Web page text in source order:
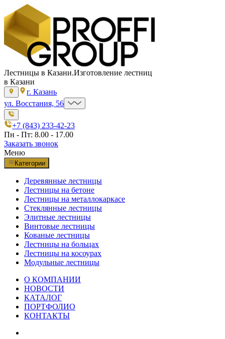
Лестницы в Казани.Изготовление лестниц
в Казани
г. Казань
ул. Восстания, 56
+7 (843) 233-42-23
Пн - Пт: 8.00 - 17.00
Заказать звонок
Меню
Категории
Деревянные лестницы
Лестницы на бетоне
Лестницы на металлокаркасе
Стеклянные лестницы
Элитные лестницы
Винтовые лестницы
Кованые лестницы
Лестницы на больцах
Лестницы на косоурах
Модульные лестницы
О КОМПАНИИ
НОВОСТИ
КАТАЛОГ
ПОРТФОЛИО
КОНТАКТЫ